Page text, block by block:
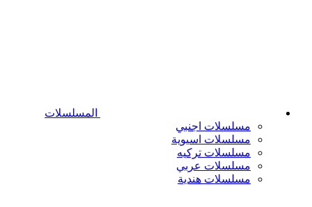
المسلسلات
مسلسلات اجنبي
مسلسلات اسيوية
مسلسلات تركيه
مسلسلات عربي
مسلسلات هندية